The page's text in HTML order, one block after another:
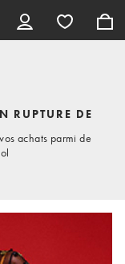
RUPTURE DE
achats parmi de